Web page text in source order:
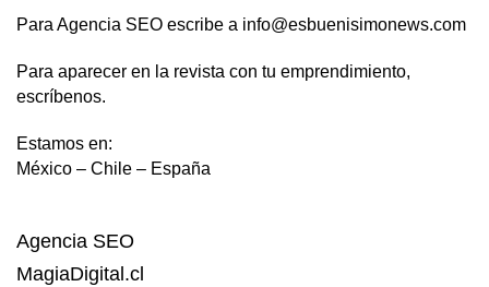
Para Agencia SEO escribe a info@esbuenisimonews.com
Para aparecer en la revista con tu emprendimiento,
escríbenos.
Estamos en:
México – Chile – España
Agencia SEO
MagiaDigital.cl